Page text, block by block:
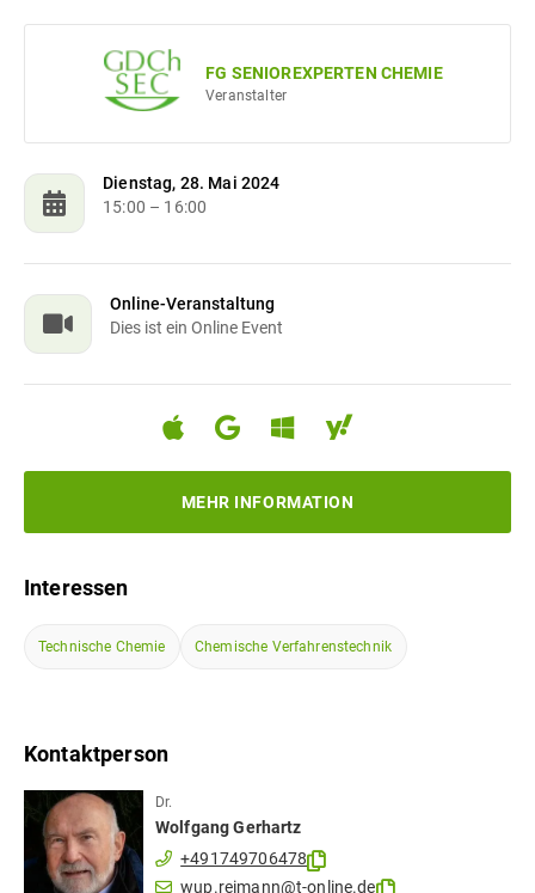
Veranstalter
FG SENIOREXPERTEN CHEMIE
Dienstag, 28. Mai 2024
15:00 – 16:00
Online-Veranstaltung
Dies ist ein Online Event
MEHR INFORMATION
Interessen
Technische Chemie Chemische Verfahrenstechnik
Kontaktperson
Dr.
Wolfgang Gerhartz
+491749706478
wup.reimann@t-online.de